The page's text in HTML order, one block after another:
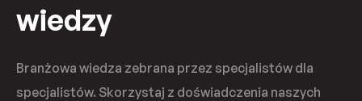
wiedzy
Branżowa wiedza zebrana przez specjalistów dla
specjalistów. Skorzystaj z doświadczenia naszych